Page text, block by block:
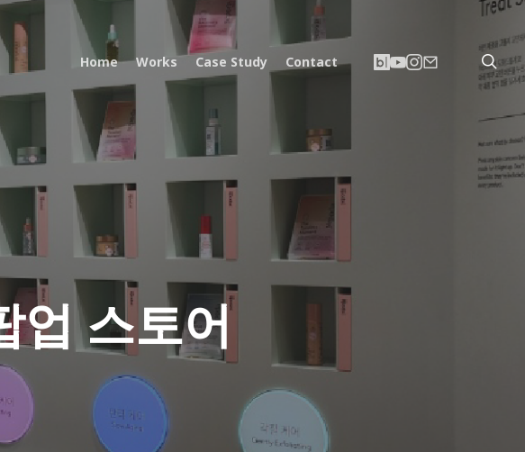
Home Works Case Study Contact 네
이
유
튜
인
스
이
메
업 스토어